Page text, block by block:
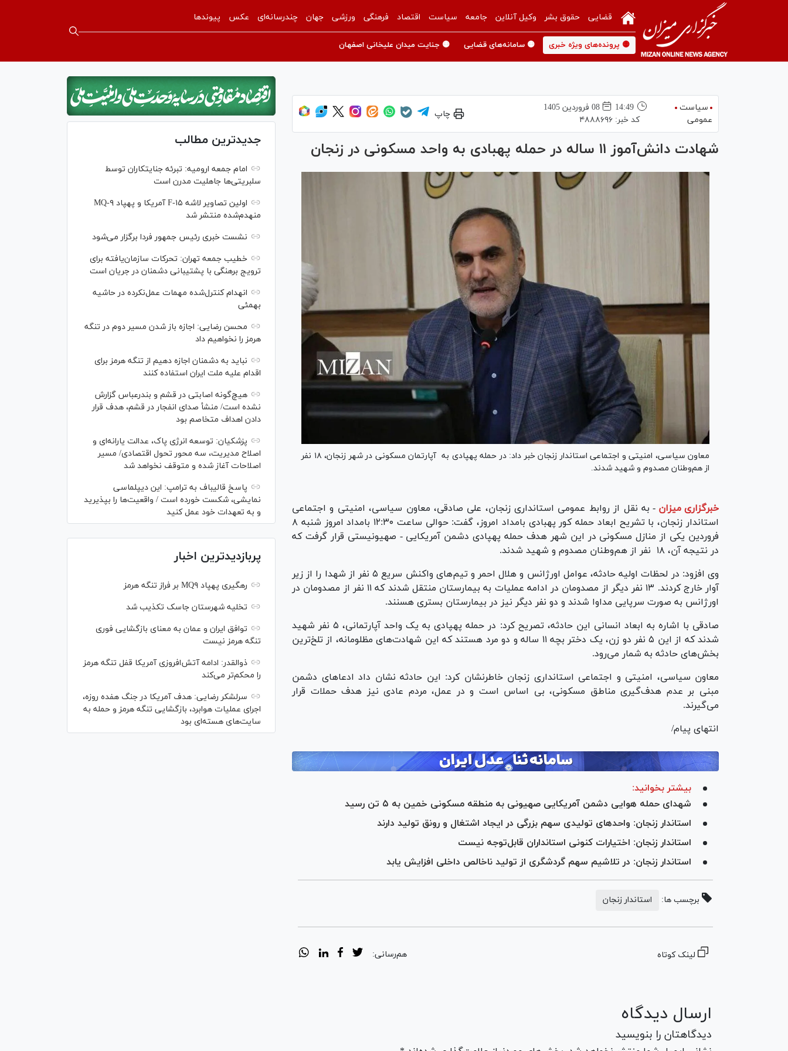
قضایی حقوق بشر وکیل آنلاین جامعه سیاست اقتصاد فرهنگی ورزشی جهان چندرسانه‌ای عکس پیوندها
🟡 پرونده‌های ویژه خبری 🟡 سامانه‌های قضایی 🟡 جنایت میدان علیخانی اصفهان
سیاست
عمومی
14:49
08 فروردين 1405
کد خبر:۴۸۸۸۶۹۶
چاپ
شهادت دانش‌آموز ۱۱ ساله در حمله پهبادی به واحد مسکونی در زنجان
معاون سیاسی، امنیتی و اجتماعی استاندار زنجان خبر داد: در حمله پهپادی به آپارتمان مسکونی در شهر زنجان، ۱۸ نفر
از هم‌وطنان مصدوم و شهید شدند.
خبرگزاری میزان - به نقل از روابط عمومی استانداری زنجان، علی صادقی، معاون سیاسی، امنیتی و اجتماعی
استاندار زنجان، با تشریح ابعاد حمله کور پهبادی بامداد امروز، گفت: حوالی ساعت ۱۲:۳۰ بامداد امروز شنبه ۸
فروردین یکی از منازل مسکونی در این شهر هدف حمله پهپادی دشمن آمریکایی - صهیونیستی قرار گرفت که
در نتیجه آن، ۱۸ نفر از هم‌وطنان مصدوم و شهید شدند.
وی افزود: در لحظات اولیه حادثه، عوامل اورژانس و هلال احمر و تیم‌های واکنش سریع ۵ نفر از شهدا را از زیر
آوار خارج کردند. ۱۳ نفر دیگر از مصدومان در ادامه عملیات به بیمارستان منتقل شدند که ۱۱ نفر از مصدومان در
اورژانس به صورت سرپایی مداوا شدند و دو نفر دیگر نیز در بیمارستان بستری هسنند.
صادقی با اشاره به ابعاد انسانی این حادثه، تصریح کرد: در حمله پهپادی به یک واحد آپارتمانی، ۵ نفر شهید
شدند که از این ۵ نفر دو زن، یک دختر بچه ۱۱ ساله و دو مرد هستند که این شهادت‌های مظلومانه، از تلخ‌ترین
بخش‌های حادثه به شمار می‌رود.
معاون سیاسی، امنیتی و اجتماعی استانداری زنجان خاطرنشان کرد: این حادثه نشان داد ادعا‌های دشمن
مبنی بر عدم هدف‌گیری مناطق مسکونی، بی اساس است و در عمل، مردم عادی نیز هدف حملات قرار
می‌گیرند.
انتهای پیام/
بیشتر بخوانید:
شهدای حمله هوایی دشمن آمریکایی صهیونی به منطقه مسکونی خمین به ۵ تن رسید
استاندار زنجان: واحد‌های تولیدی سهم بزرگی در ایجاد اشتغال و رونق تولید دارند
استاندار زنجان: اختیارات کنونی استانداران قابل‌توجه نیست
استاندار زنجان: در تلاشیم سهم گردشگری از تولید ناخالص داخلی افزایش یابد
برچسب ها: استاندار زنجان
لینک کوتاه هم‌رسانی:
ارسال دیدگاه
دیدگاهتان را بنویسید
جدیدترین مطالب
امام جمعه ارومیه: تبرئه جنایتکاران توسط
سلبریتی‌ها جاهلیت مدرن است
اولین تصاویر لاشه F-۱۵ آمریکا و پهپاد MQ-۹
منهدم‌شده منتشر شد
نشست خبری رئیس‌ جمهور فردا برگزار می‌شود
خطیب جمعه تهران: تحرکات سازمان‌یافته برای
ترویج برهنگی با پشتیبانی دشمنان در جریان است
انهدام کنترل‌شده مهمات عمل‌نکرده در حاشیه
بهمئی
محسن رضایی: اجازه باز شدن مسیر دوم در تنگه
هرمز را نخواهیم داد
نباید به دشمنان اجازه دهیم از تنگه هرمز برای
اقدام علیه ملت ایران استفاده کنند
هیچ‌گونه اصابتی در قشم و بندرعباس گزارش
نشده است/ منشأ صدای انفجار در قشم، هدف قرار
دادن اهداف متخاصم بود
پزشکیان: توسعه انرژی پاک، عدالت یارانه‌ای و
اصلاح مدیریت، سه محور تحول اقتصادی/ مسیر
اصلاحات آغاز شده و متوقف نخواهد شد
پاسخ قالیباف به ترامپ: این دیپلماسی
نمایشی، شکست خورده است / واقعیت‌ها را بپذیرید
و به تعهدات خود عمل کنید
پربازدیدترین اخبار
رهگیری پهپاد MQ۹ بر فراز تنگه هرمز
تخلیه شهرستان جاسک تکذیب شد
توافق ایران و عمان به معنای بازگشایی فوری
تنگه هرمز نیست
ذوالقدر: ادامه آتش‌افروزی آمریکا قفل تنگه هرمز
را محکم‌تر می‌کند
سرلشکر رضایی: هدف آمریکا در جنگ هفده روزه،
اجرای عملیات هوابرد، بازگشایی تنگه هرمز و حمله به
سایت‌های هسته‌ای بود